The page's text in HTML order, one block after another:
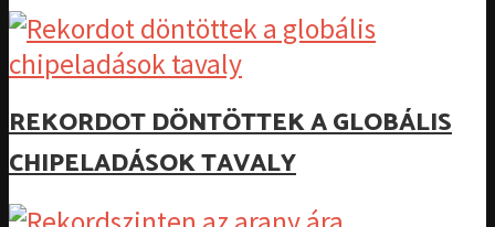
REKORDOT DÖNTÖTTEK A GLOBÁLIS
CHIPELADÁSOK TAVALY